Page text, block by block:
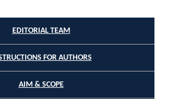
EDITORIAL TEAM
FOR AUTHORS
AIM & SCOPE